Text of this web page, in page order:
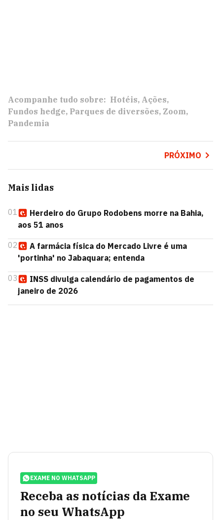
Acompanhe tudo sobre: Hotéis Ações
Fundos hedge Parques de diversões Zoom
Pandemia
PRÓXIMO
Mais lidas
01
Herdeiro do Grupo Rodobens morre na Bahia,
aos 51 anos
02
A farmácia física do Mercado Livre é uma
'portinha' no Jabaquara; entenda
03
INSS divulga calendário de pagamentos de
janeiro de 2026
EXAME NO WHATSAPP
Receba as notícias da Exame
no seu WhatsApp